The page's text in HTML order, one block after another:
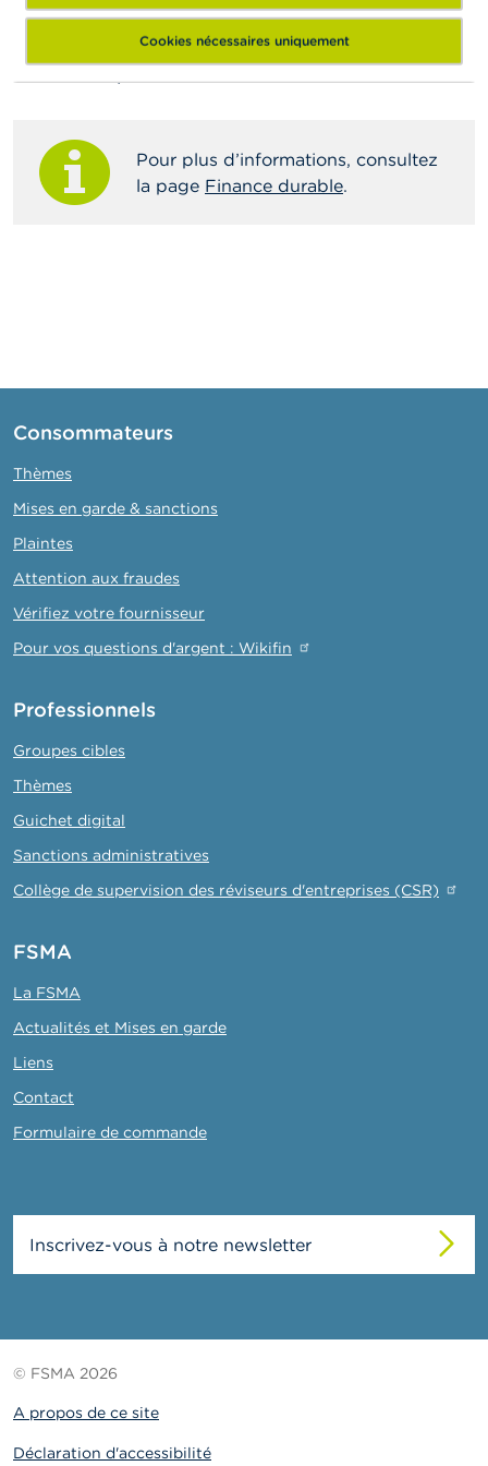
Cookies nécessaires uniquement
réduit à un argument marketing susceptible de
tromper le consommateur.
Pour plus d’informations, consultez
la page Finance durable.
Consommateurs
Thèmes
Mises en garde & sanctions
Plaintes
Attention aux fraudes
Vérifiez votre fournisseur
Pour vos questions d'argent : Wikifin
Professionnels
Groupes cibles
Thèmes
Guichet digital
Sanctions administratives
Collège de supervision des réviseurs d'entreprises (CSR)
FSMA
La FSMA
Actualités et Mises en garde
Liens
Contact
Formulaire de commande
Inscrivez-vous à notre newsletter
© FSMA 2026
A propos de ce site
Déclaration d'accessibilité